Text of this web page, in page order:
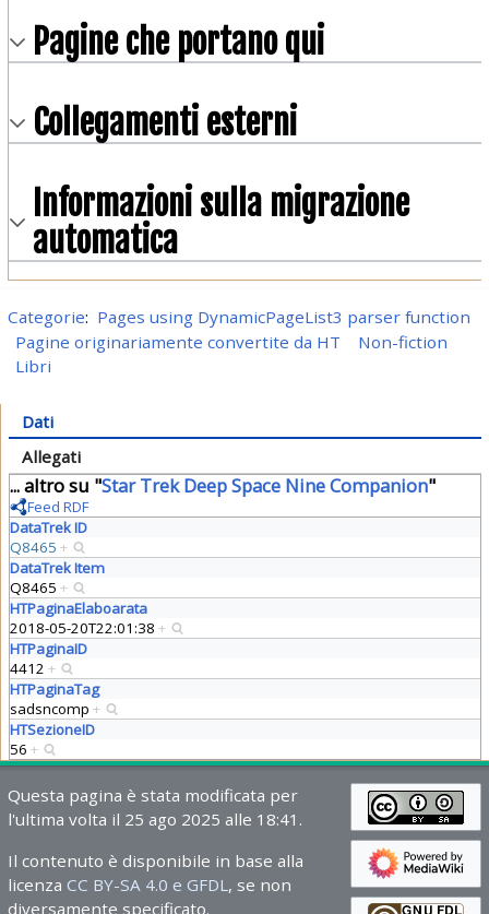
Pagine che portano qui
Collegamenti esterni
Informazioni sulla migrazione
automatica
Categorie: Pages using DynamicPageList3 parser function
Pagine originariamente convertite da HT
Non-fiction
Libri
Dati
Allegati
... altro su "Star Trek Deep Space Nine Companion"
Feed RDF
DataTrek ID
Q8465 +
DataTrek Item
Q8465 +
HTPaginaElaboarata
2018-05-20T22:01:38 +
HTPaginaID
4412 +
HTPaginaTag
sadsncomp +
HTSezioneID
56 +
Questa pagina è stata modificata per
l'ultima volta il 25 ago 2025 alle 18:41.
Il contenuto è disponibile in base alla
licenza CC BY-SA 4.0 e GFDL , se non
diversamente specificato.